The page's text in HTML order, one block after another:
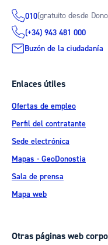
010(gratuito desde
(+34) 943 481 000
Buzón de la ciudadanía
Enlaces útiles
Ofertas de empleo
Perfil del contratante
Sede electrónica
Mapas - GeoDonostia
Sala de prensa
Mapa web
Otras páginas web